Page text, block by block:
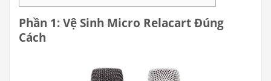
Phần 1: Vệ Sinh Micro Relacart Đúng
Cách